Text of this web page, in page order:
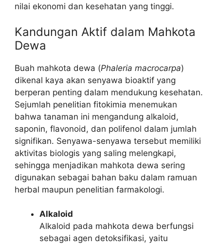
nilai ekonomi dan kesehatan yang tinggi.
Kandungan Aktif dalam Mahkota
Dewa
Buah mahkota dewa (Phaleria macrocarpa)
dikenal kaya akan senyawa bioaktif yang
berperan penting dalam mendukung kesehatan.
Sejumlah penelitian fitokimia menemukan
bahwa tanaman ini mengandung alkaloid,
saponin, flavonoid, dan polifenol dalam jumlah
signifikan. Senyawa-senyawa tersebut memiliki
aktivitas biologis yang saling melengkapi,
sehingga menjadikan mahkota dewa sering
digunakan sebagai bahan baku dalam ramuan
herbal maupun penelitian farmakologi.
Alkaloid
Alkaloid pada mahkota dewa berfungsi
sebagai agen detoksifikasi, yaitu